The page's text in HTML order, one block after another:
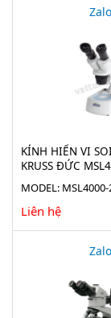
KÍNH HIỂN VI
KRUSS ĐỨC
MODEL:
Liên hệ